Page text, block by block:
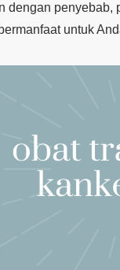
penyebab,
untuk